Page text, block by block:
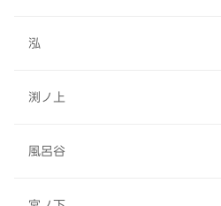
泓
渕ノ上
風呂谷